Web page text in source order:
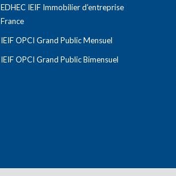
EDHEC IEIF Immobilier d’entreprise
France
IEIF OPCI Grand Public Mensuel
IEIF OPCI Grand Public Bimensuel